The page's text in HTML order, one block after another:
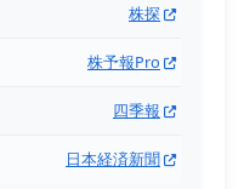
株探
株予報Pro
四季報
日本経済新聞